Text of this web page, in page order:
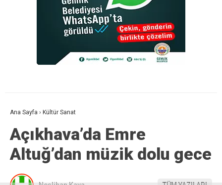
Ana Sayfa › Kültür Sanat
Açıkhava’da Emre
Altuğ’dan müzik dolu gece